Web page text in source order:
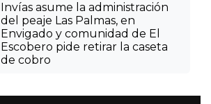
Invías asume la administración
del peaje Las Palmas, en
Envigado y comunidad de El
Escobero pide retirar la caseta
de cobro